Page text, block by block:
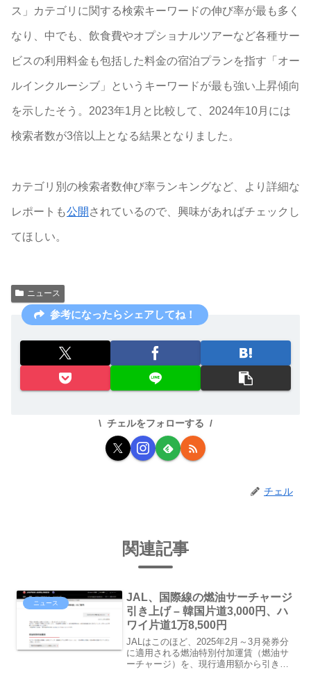
ス」カテゴリに関する検索キーワードの伸び率が最も多く
なり、中でも、飲食費やオプショナルツアーなど各種サー
ビスの利用料金も包括した料金の宿泊プランを指す「オー
ルインクルーシブ」というキーワードが最も強い上昇傾向
を示したそう。2023年1月と比較して、2024年10月には
検索者数が3倍以上となる結果となりました。
カテゴリ別の検索者数伸び率ランキングなど、より詳細な
レポートも公開 されているので、興味があればチェックし
てほしい。
ニュース
参考になったらシェアしてね！
チェルをフォローする
チェル
関連記事
ニュース
JAL、国際線の燃油サーチャージ
引き上げ – 韓国片道3,000円、ハ
ワイ片道1万8,500円
JALはこのほど、2025年2月～3月発券分
に適用される燃油特別付加運賃（燃油サ
ーチャージ）を、現行適用額から引き上